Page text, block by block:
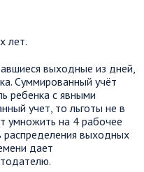
лет.
выходные из дней,
Суммированный учёт
ребенка с явными
учет, то льготы не в
умножить на 4 рабочее
распределения выходных
дает